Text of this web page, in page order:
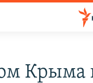
Крыма